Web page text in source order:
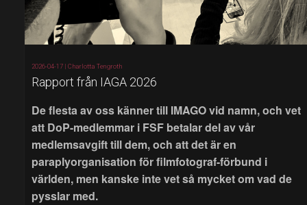
2026-04-17 | Charlotta Tengroth
Rapport från IAGA 2026
De flesta av oss känner till IMAGO vid namn, och vet
att DoP-medlemmar i FSF betalar del av vår
medlemsavgift till dem, och att det är en
paraplyorganisation för filmfotograf-förbund i
världen, men kanske inte vet så mycket om vad de
pysslar med.